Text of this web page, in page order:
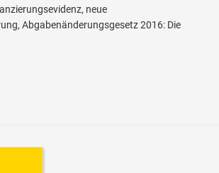
neue
Abgabenänderungsgesetz 2016: Die